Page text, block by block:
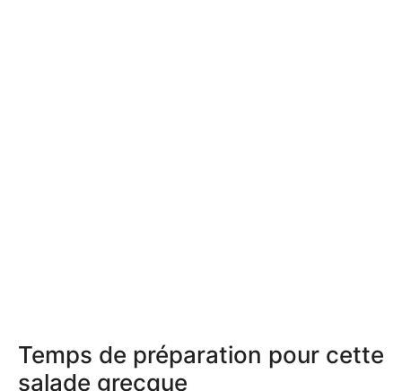
Temps de préparation pour cette
salade grecque